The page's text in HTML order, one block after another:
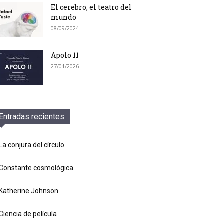
El cerebro, el teatro del
mundo
08/09/2024
Apolo 11
27/01/2026
recientes
conjura del círculo
cosmológica
Johnson
de película